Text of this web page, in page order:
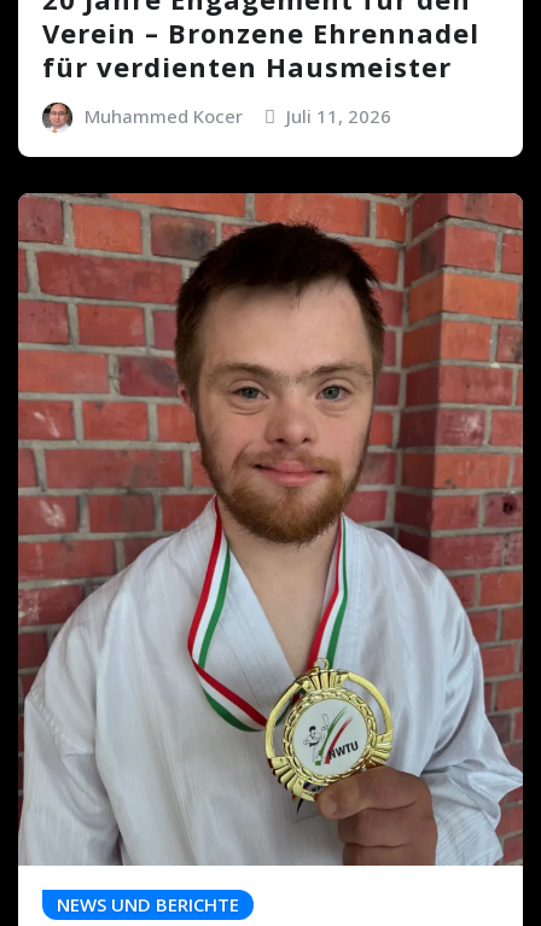
Verein – Bronzene Ehrennadel
für verdienten Hausmeister
Muhammed Kocer Juli 11, 2026
NEWS UND BERICHTE